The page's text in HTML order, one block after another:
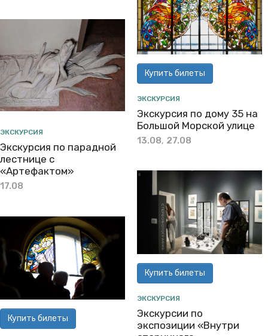
Купить билеты
ЭКСКУРСИЯ
Экскурсия по дому 35 на
Большой Морской улице
13.08, 27.08
ЭКСКУРСИЯ
Экскурсия по парадной
лестнице с
«Артефактом»
17.08
Купить билеты
ЭКСКУРСИЯ
Экскурсии по
экспозиции «Внутри
Купить билеты